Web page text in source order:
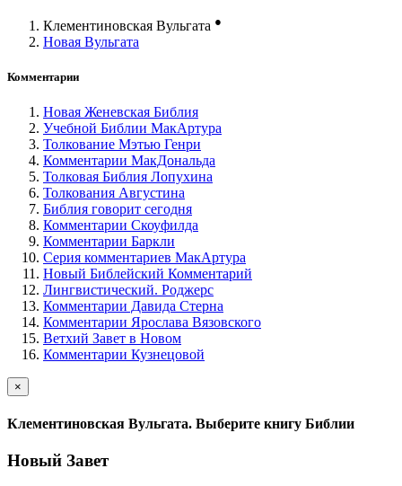
Клементиновская Вульгата ●
Новая Вульгата
Комментарии
Новая Женевская Библия
Учебной Библии МакАртура
Толкование Мэтью Генри
Комментарии МакДональда
Толковая Библия Лопухина
Толкования Августина
Библия говорит сегодня
Комментарии Скоуфилда
Комментарии Баркли
Серия комментариев МакАртура
Новый Библейский Комментарий
Лингвистический. Роджерс
Комментарии Давида Стерна
Комментарии Ярослава Вязовского
Ветхий Завет в Новом
Комментарии Кузнецовой
×
Клементиновская Вульгата. Выберите книгу Библии
Новый Завет